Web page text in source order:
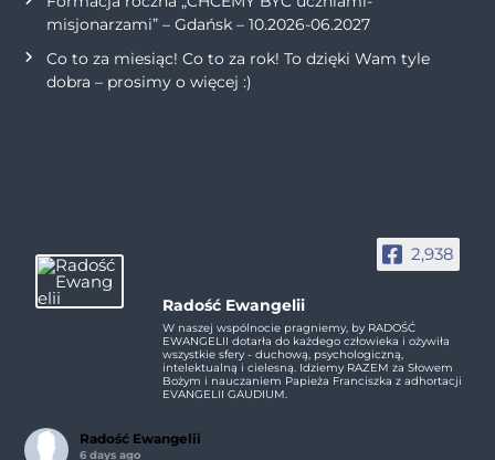
misjonarzami” – Gdańsk – 10.2026-06.2027
Co to za miesiąc! Co to za rok! To dzięki Wam tyle
dobra – prosimy o więcej :)
2,938
Radość Ewangelii
W naszej wspólnocie pragniemy, by RADOŚĆ
EWANGELII dotarła do każdego człowieka i ożywiła
wszystkie sfery - duchową, psychologiczną,
intelektualną i cielesną. Idziemy RAZEM za Słowem
Bożym i nauczaniem Papieża Franciszka z adhortacji
EVANGELII GAUDIUM.
Radość Ewangelii
6 days ago